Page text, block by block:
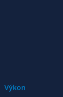
Výkon